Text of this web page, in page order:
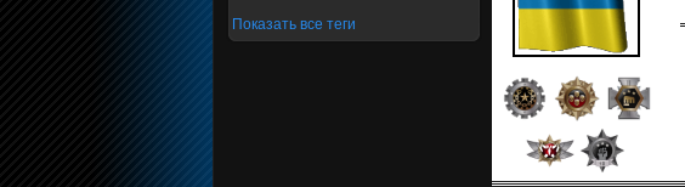
Показать все теги